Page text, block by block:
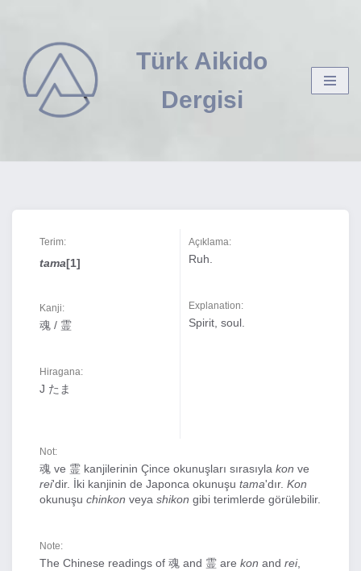
İçeriğe
geç
Türk Aikido
Dergisi
Terim:
tama[1]
Kanji:
魂 / 霊
Hiragana:
J たま
Açıklama:
Ruh.
Explanation:
Spirit, soul.
Not:
魂 ve 霊 kanjilerinin Çince okunuşları sırasıyla kon ve
rei'dir. İki kanjinin de Japonca okunuşu tama'dır. Kon
okunuşu chinkon veya shikon gibi terimlerde görülebilir.
Note:
The Chinese readings of 魂 and 霊 are kon and rei,